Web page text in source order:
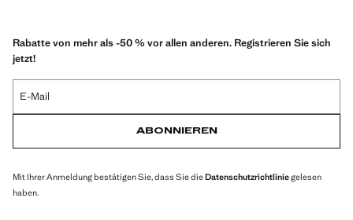
Rabatte von mehr als -50 % vor allen anderen. Registrieren Sie sich
jetzt!
E-Mail
ABONNIEREN
Mit Ihrer Anmeldung bestätigen Sie, dass Sie dieDatenschutzrichtliniegelesen
haben.